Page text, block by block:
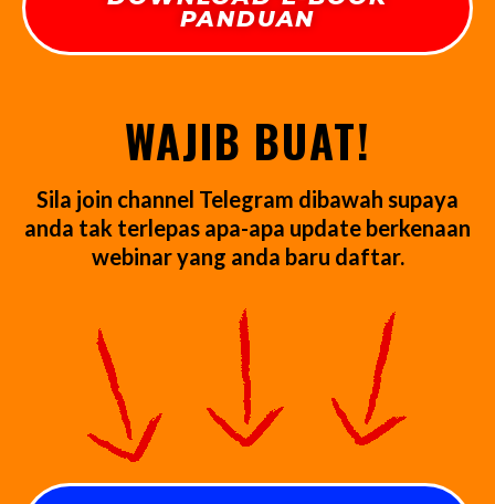
PANDUAN
WAJIB BUAT!
Sila join channel Telegram dibawah supaya
anda tak terlepas apa-apa update berkenaan
webinar yang anda baru daftar.